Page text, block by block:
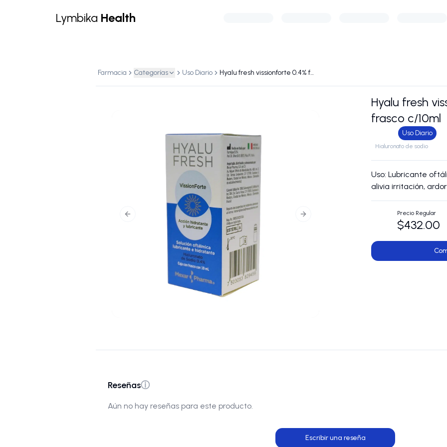
Lymbika Health
Farmacia Categorías Uso Diario Hyalu fresh vissionforte 0.4% frasco c/10ml
Previous slide Next slide
Hyalu fresh
frasco c/10ml
Uso Diario
Hialuronato de sodio
Uso: Lubricante
alivia irritación,
Precio Regular
$432.00
Reseñasⓘ
Aún no hay reseñas para este producto.
Escribir una reseña